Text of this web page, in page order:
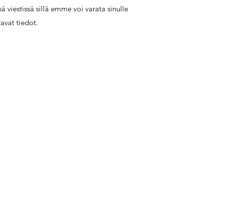
viestissä sillä emme voi varata sinulle
tiedot.